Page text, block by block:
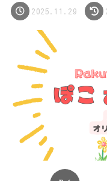
2025.11.29